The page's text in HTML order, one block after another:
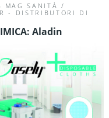
MAG SANITÀ
/
- DISTRIBUTORI DI
Aladin